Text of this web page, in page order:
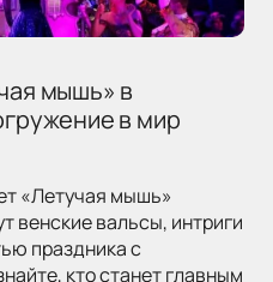
мышь» в
в мир
«Летучая мышь»
венские вальсы, интриги
праздника с
кто станет главным